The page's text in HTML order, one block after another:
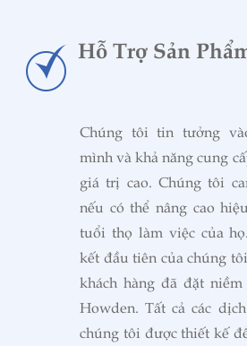
Hỗ Trợ Sản
Chúng tôi tin tưởng
mình và khả năng cung
giá trị cao. Chúng tôi
nếu có thể nâng cao
tuổi thọ làm việc của
kết đầu tiên của chúng
khách hàng đã đặt
Howden. Tất cả các
chúng tôi được thiết kế